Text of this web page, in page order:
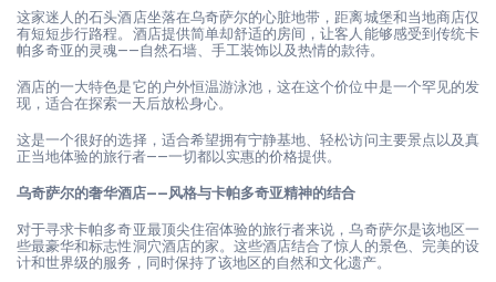
这家迷人的石头酒店坐落在乌奇萨尔的心脏地带，距离城堡和当地商店仅
有短短步行路程。酒店提供简单却舒适的房间，让客人能够感受到传统卡
帕多奇亚的灵魂——自然石墙、手工装饰以及热情的款待。
酒店的一大特色是它的户外恒温游泳池，这在这个价位中是一个罕见的发
现，适合在探索一天后放松身心。
这是一个很好的选择，适合希望拥有宁静基地、轻松访问主要景点以及真
正当地体验的旅行者——一切都以实惠的价格提供。
乌奇萨尔的奢华酒店——风格与卡帕多奇亚精神的结合
对于寻求卡帕多奇亚最顶尖住宿体验的旅行者来说，乌奇萨尔是该地区一
些最豪华和标志性洞穴酒店的家。这些酒店结合了惊人的景色、完美的设
计和世界级的服务，同时保持了该地区的自然和文化遗产。